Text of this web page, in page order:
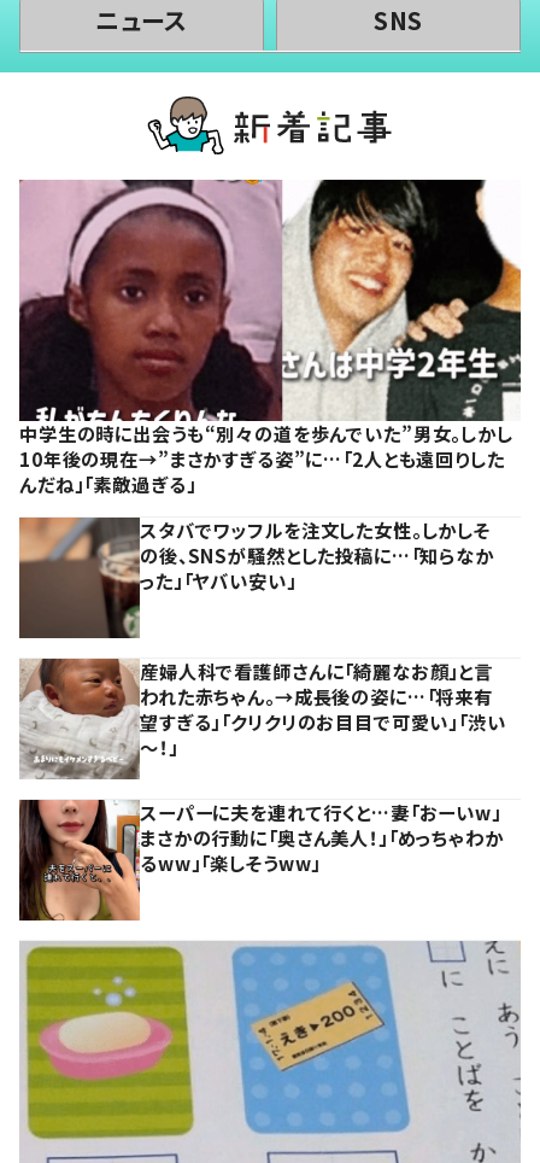
ニュース SNS
中学生の時に出会うも“別々の道を歩んでいた”男女。しかし
10年後の現在→”まさかすぎる姿”に…「2人とも遠回りした
んだね」「素敵過ぎる」
スタバでワッフルを注文した女性。しかしそ
の後、SNSが騒然とした投稿に…「知らなか
った」「ヤバい安い」
産婦人科で看護師さんに「綺麗なお顔」と言
われた赤ちゃん。→成長後の姿に…「将来有
望すぎる」「クリクリのお目目で可愛い」「渋い
～！」
スーパーに夫を連れて行くと…妻「おーいw」
まさかの行動に「奥さん美人！」「めっちゃわか
るww」「楽しそうww」